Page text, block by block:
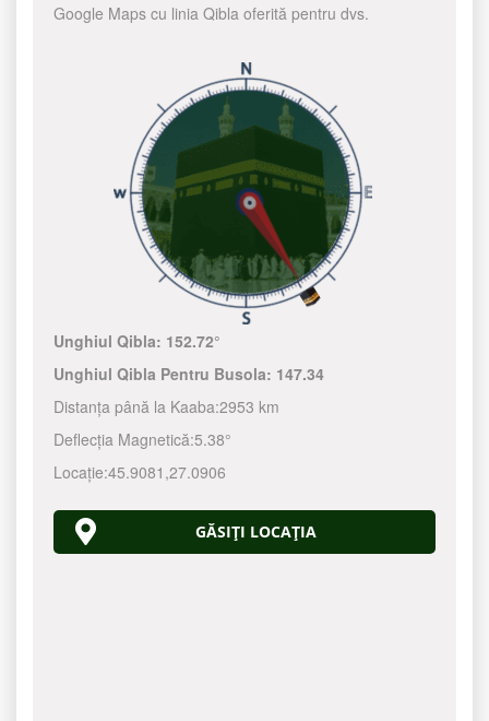
Google Maps cu linia Qibla oferită pentru dvs.
Unghiul Qibla: 152.72°
Unghiul Qibla Pentru Busola: 147.34
Distanța până la Kaaba:2953 km
Deflecția Magnetică:5.38°
Locație:45.9081 ,27.0906
GĂSIȚI LOCAȚIA